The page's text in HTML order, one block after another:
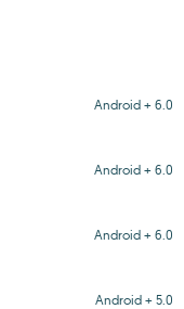
Android + 6.0
Android + 6.0
Android + 6.0
Android + 5.0